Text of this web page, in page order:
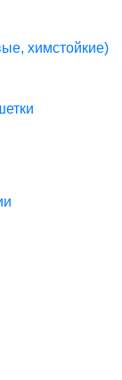
химстойкие)